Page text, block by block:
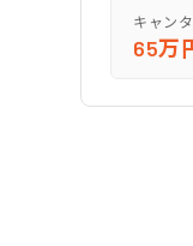
キャン
65万